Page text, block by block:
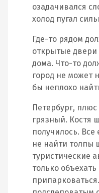
озадачивался
холод пугал
Где-то рядом
открытые
дома. Что-то
город не может
бы неплохо
Петербург,
грязный. Костя
получилось. Все
не найти толпы
туристические
только